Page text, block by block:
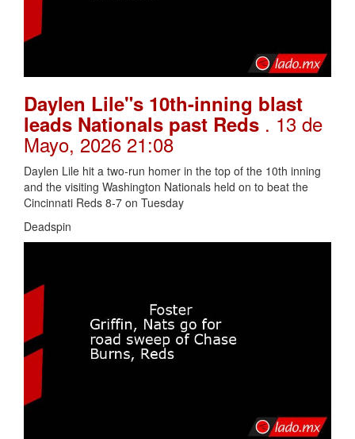
Daylen Lile"s 10th-inning blast
leads Nationals past Reds . 13 de
Mayo, 2026 21:08
Daylen Lile hit a two-run homer in the top of the 10th inning
and the visiting Washington Nationals held on to beat the
Cincinnati Reds 8-7 on Tuesday
Deadspin